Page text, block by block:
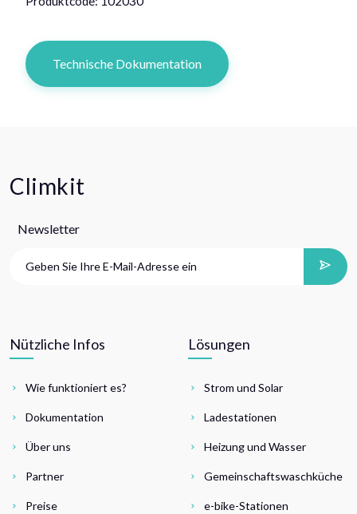
Technische Dokumentation
Climkit
Newsletter
Nützliche Infos
Wie funktioniert es?
Dokumentation
Über uns
Partner
Preise
Lösungen
Strom und Solar
Ladestationen
Heizung und Wasser
Gemeinschaftswaschküche
e-bike-Stationen